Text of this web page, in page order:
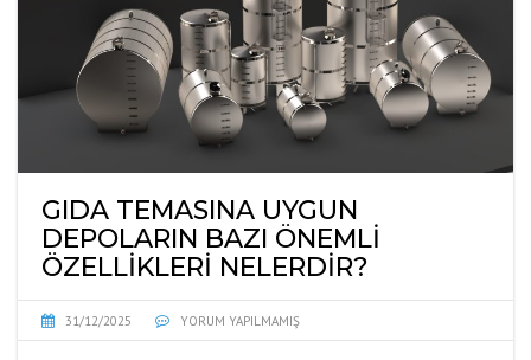
GIDA TEMASINA UYGUN
DEPOLARIN BAZI ÖNEMLI
ÖZELLIKLERI NELERDIR?
31/12/2025 YORUM YAPILMAMIŞ